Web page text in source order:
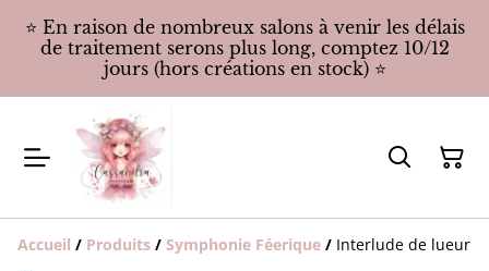
⭐️ En raison de nombreux salons à venir les délais
de traitement serons plus long, comptez 10/12
jours (hors créations en stock) ⭐️
Accueil / Produits / Symphonie Féerique / Interlude de lueur